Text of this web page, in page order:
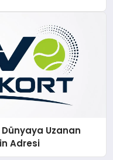
Uzanan
Adresi